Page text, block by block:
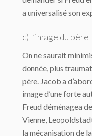
a universalisé son
c) L’image du père
On ne saurait
donnée, plus
père. Jacob a
image d’une forte
Freud déménagea
Vienne,
la mécanisation de